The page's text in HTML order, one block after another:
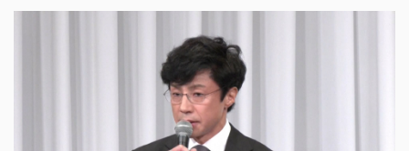
意義，是社會變遷過程中的重要觀察現象。